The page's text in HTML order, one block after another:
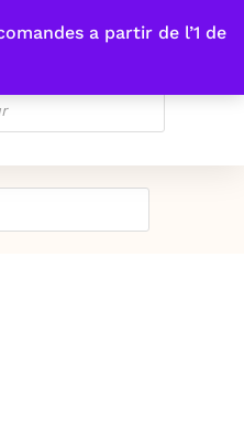
a partir de l’1 de